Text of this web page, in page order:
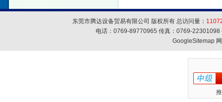
东莞市腾达设备贸易有限公司 版权所有 总访问量：
电话：0769-89770965 传真：0769-
GoogleSitemap网